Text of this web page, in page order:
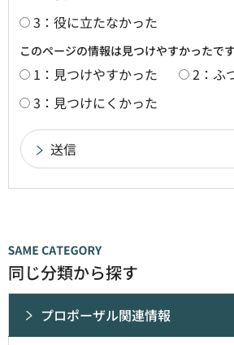
3：役に立たなかった
このページの情報は見つけやすかったで
1：見つけやすかった
2：ふ
3：見つけにくかった
同じ分類から探す
プロポーザル関連情報